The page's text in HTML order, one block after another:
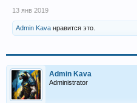
13 янв 2019
Admin Kava нравится это.
Admin Kava
Administrator